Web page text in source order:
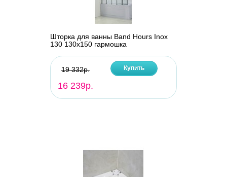
Шторка для ванны Band Hours Inox
130 130х150 гармошка
19 332р.
16 239р.
Купить